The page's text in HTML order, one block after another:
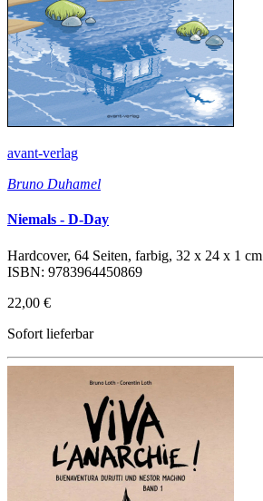
avant-verlag
Bruno Duhamel
Niemals - D-Day
Hardcover, 64 Seiten, farbig, 32 x 24 x 1 cm
ISBN: 9783964450869
22,00 €
Sofort lieferbar